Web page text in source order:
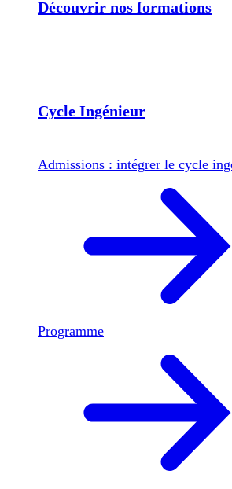
Découvrir nos formations
Cycle Ingénieur
Admissions : intégrer le cycle
Programme